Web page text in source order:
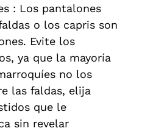
: Los pantalones
o los capris son
Evite los
ya que la mayoría
no los
las faldas, elija
que le
sin revelar